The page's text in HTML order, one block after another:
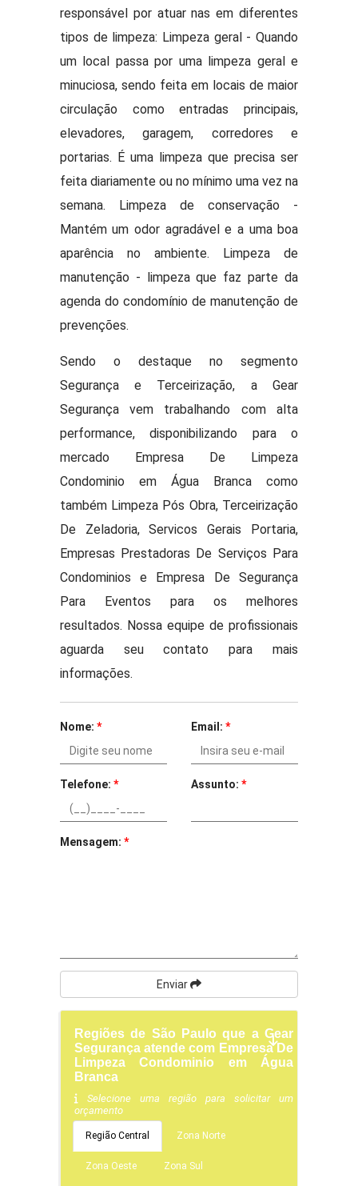
responsável por atuar nas em diferentes
tipos de limpeza: Limpeza geral - Quando
um local passa por uma limpeza geral e
minuciosa, sendo feita em locais de maior
circulação como entradas principais,
elevadores, garagem, corredores e
portarias. É uma limpeza que precisa ser
feita diariamente ou no mínimo uma vez na
semana. Limpeza de conservação -
Mantém um odor agradável e a uma boa
aparência no ambiente. Limpeza de
manutenção - limpeza que faz parte da
agenda do condomínio de manutenção de
prevenções.
Sendo o destaque no segmento
Segurança e Terceirização, a Gear
Segurança vem trabalhando com alta
performance, disponibilizando para o
mercado Empresa De Limpeza
Condominio em Água Branca como
também Limpeza Pós Obra, Terceirização
De Zeladoria, Servicos Gerais Portaria,
Empresas Prestadoras De Serviços Para
Condominios e Empresa De Segurança
Para Eventos para os melhores
resultados. Nossa equipe de profissionais
aguarda seu contato para mais
informações.
Nome: * Email: *
Telefone: * Assunto: *
Mensagem: *
Enviar
Regiões de São Paulo que a Gear
Segurança atende com Empresa De
Limpeza Condominio em Água
Branca
Selecione uma região para solicitar um
orçamento
Região Central Zona Norte
Zona Oeste Zona Sul